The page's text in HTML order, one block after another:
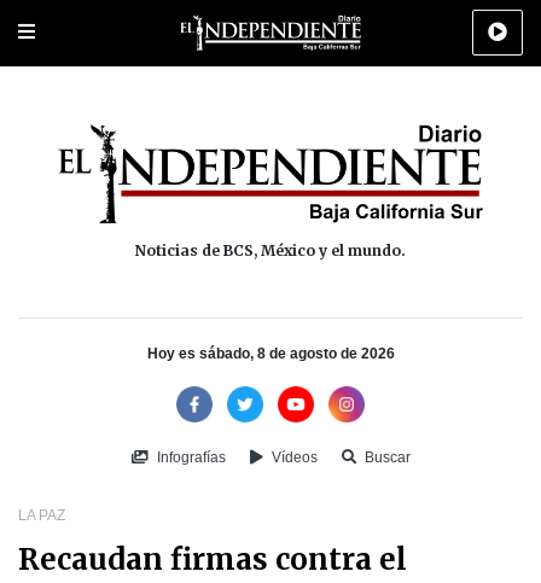
Portada Los Cabos Policiaca Deportes Cultura
Noticias de BCS, México y el mundo.
Hoy es sábado, 8 de agosto de 2026
Infografías Vídeos Buscar
LA PAZ
Recaudan firmas contra el